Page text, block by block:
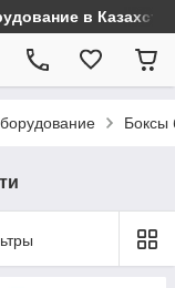
в
Боксы